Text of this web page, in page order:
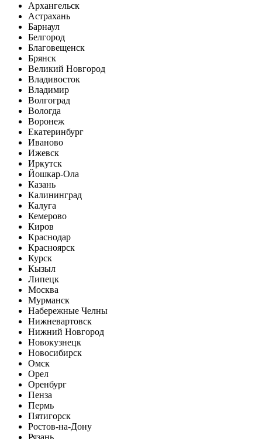
Архангельск
Астрахань
Барнаул
Белгород
Благовещенск
Брянск
Великий Новгород
Владивосток
Владимир
Волгоград
Вологда
Воронеж
Екатеринбург
Иваново
Ижевск
Иркутск
Йошкар-Ола
Казань
Калининград
Калуга
Кемерово
Киров
Краснодар
Красноярск
Курск
Кызыл
Липецк
Москва
Мурманск
Набережные Челны
Нижневартовск
Нижний Новгород
Новокузнецк
Новосибирск
Омск
Орел
Оренбург
Пенза
Пермь
Пятигорск
Ростов-на-Дону